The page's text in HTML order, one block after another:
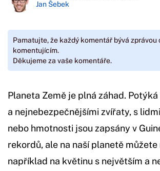
Jan Šebek
Pamatujte, že každý komentář bývá zprávou
komentujícím.
Děkujeme za vaše komentáře.
Planeta Země je plná záhad.
a nejnebezpečnějšími zvířaty, s
nebo hmotnosti jsou zapsány v
rekordů, ale na naší planetě můžete
například na květinu s největším a